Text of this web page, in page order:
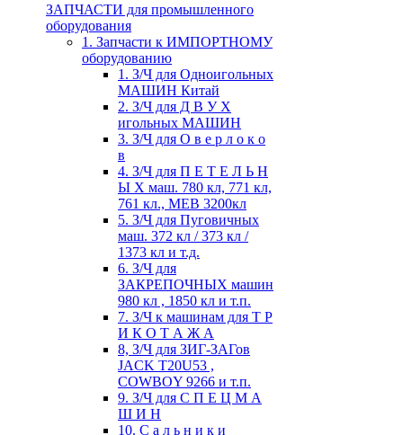
ЗАПЧАСТИ для промышленного
оборудования
1. Запчасти к ИМПОРТНОМУ
оборудованию
1. З/Ч для Одноигольных
МАШИН Китай
2. З/Ч для Д В У Х
игольных МАШИН
3. З/Ч для О в е р л о к о
в
4. З/Ч для П Е Т Е Л Ь Н
Ы Х маш. 780 кл, 771 кл,
761 кл., MEB 3200кл
5. З/Ч для Пуговичных
маш. 372 кл / 373 кл /
1373 кл и т.д.
6. З/Ч для
ЗАКРЕПОЧНЫХ машин
980 кл , 1850 кл и т.п.
7. З/Ч к машинам для Т Р
И К О Т А Ж А
8, З/Ч для ЗИГ-ЗАГов
JACK Т20U53 ,
COWBOY 9266 и т.п.
9. З/Ч для С П Е Ц М А
Ш И Н
10. С а л ь н и к и